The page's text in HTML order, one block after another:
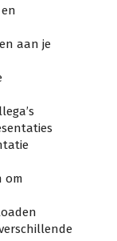
aan je
om